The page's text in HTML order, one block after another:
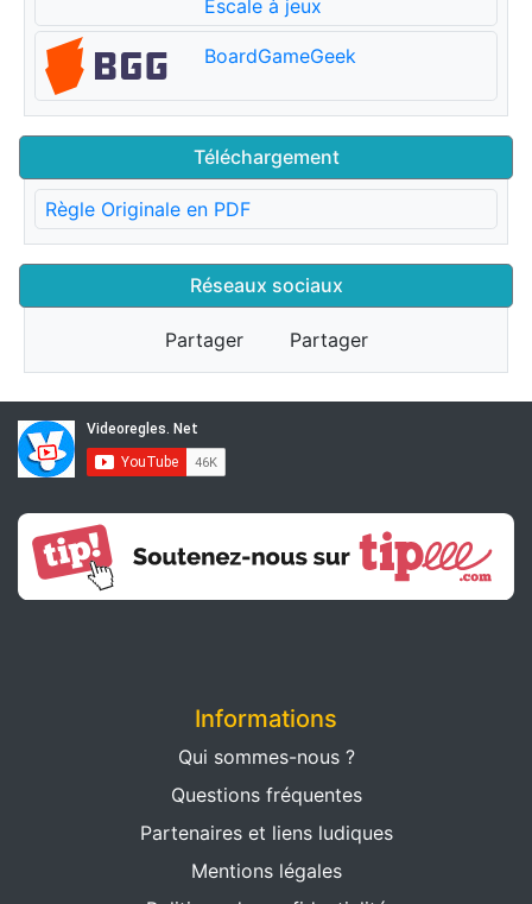
Escale à jeux
BoardGameGeek
Téléchargement
Règle Originale en PDF
Réseaux sociaux
Partager Partager
Informations
Qui sommes-nous ?
Questions fréquentes
Partenaires et liens ludiques
Mentions légales